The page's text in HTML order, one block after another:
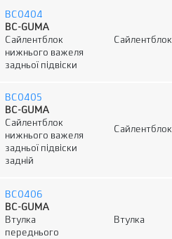
BC0404
BC-GUMA
Сайлентблок
нижнього важеля
задньої підвіски
Сайлентблок
BC0405
BC-GUMA
Сайлентблок
нижнього важеля
задньої підвіски
задній
Сайлентблок
BC0406
BC-GUMA
Втулка
переднього
Втулка